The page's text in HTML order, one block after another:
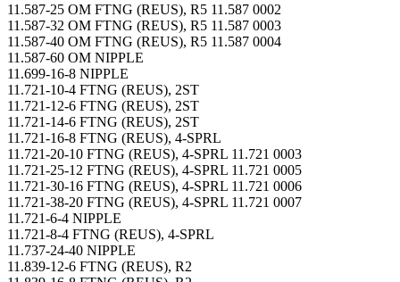
11.587-25 OM FTNG (REUS), R5 11.587 0002
11.587-32 OM FTNG (REUS), R5 11.587 0003
11.587-40 OM FTNG (REUS), R5 11.587 0004
11.587-60 OM NIPPLE
11.699-16-8 NIPPLE
11.721-10-4 FTNG (REUS), 2ST
11.721-12-6 FTNG (REUS), 2ST
11.721-14-6 FTNG (REUS), 2ST
11.721-16-8 FTNG (REUS), 4-SPRL
11.721-20-10 FTNG (REUS), 4-SPRL 11.721 0003
11.721-25-12 FTNG (REUS), 4-SPRL 11.721 0005
11.721-30-16 FTNG (REUS), 4-SPRL 11.721 0006
11.721-38-20 FTNG (REUS), 4-SPRL 11.721 0007
11.721-6-4 NIPPLE
11.721-8-4 FTNG (REUS), 4-SPRL
11.737-24-40 NIPPLE
11.839-12-6 FTNG (REUS), R2